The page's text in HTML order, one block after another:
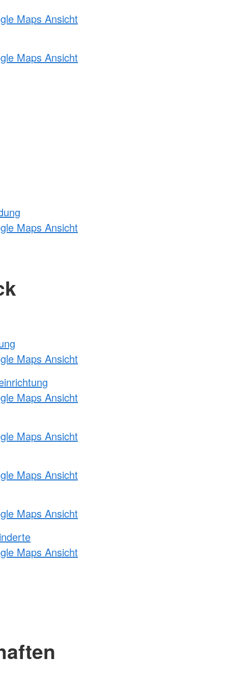
Maps Ansicht
Maps Ansicht
Maps Ansicht
Maps Ansicht
Maps Ansicht
Maps Ansicht
Maps Ansicht
Maps Ansicht
Maps Ansicht